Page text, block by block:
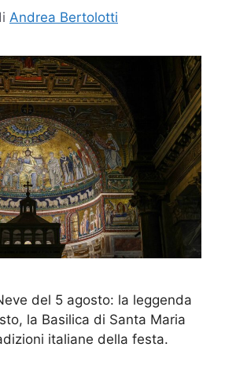
Andrea Bertolotti
del 5 agosto: la leggenda
la Basilica di Santa Maria
italiane della festa.